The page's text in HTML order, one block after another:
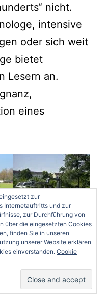
nicht.
intensive
oder sich weit
bietet
Lesern an.
eines
zur
Internetauftritts und zur
zur Durchführung von
über die eingesetzten Cookies
finden Sie in unseren
unserer Website erklären
einverstanden.Cookie